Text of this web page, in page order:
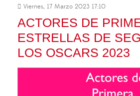
Viernes, 17 Marzo 2023 17:10
ACTORES DE
ESTRELLAS DE
LOS OSCARS 2023